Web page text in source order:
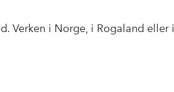
Verken i Norge, i Rogaland eller i